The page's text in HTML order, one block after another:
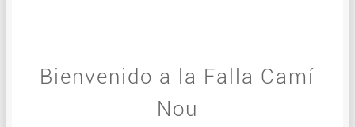
Bienvenido a la Falla Camí
Nou